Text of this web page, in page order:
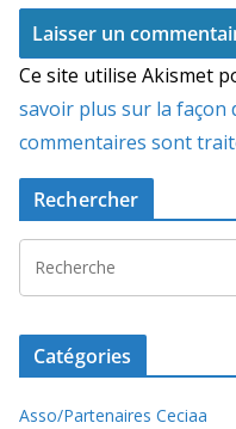
Ce site utilise Akismet
savoir plus sur la façon
commentaires sont
Rechercher
Catégories
Asso/Partenaires Ceciaa